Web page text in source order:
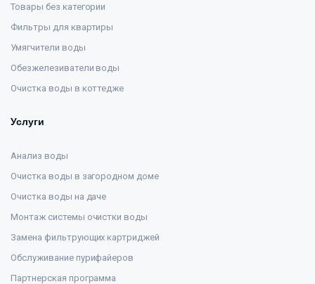
Товары без категории
Фильтры для квартиры
Умягчители воды
Обезжелезиватели воды
Очистка воды в коттедже
Услуги
Анализ воды
Очистка воды в загородном доме
Очистка воды на даче
Монтаж системы очистки воды
Замена фильтрующих картриджей
Обслуживание пурифайеров
Партнерская программа